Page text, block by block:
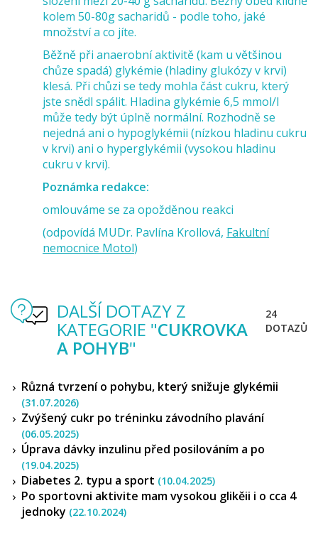
kolem 50-80g sacharidů - podle toho, jaké
množství a co jíte.
Běžně při anaerobní aktivitě (kam u většinou
chůze spadá) glykémie (hladiny glukózy v krvi)
klesá. Při chůzi se tedy mohla část cukru, který
jste snědl spálit. Hladina glykémie 6,5 mmol/l
může tedy být úplně normální. Rozhodně se
nejedná ani o hypoglykémii (nízkou hladinu cukru
v krvi) ani o hyperglykémii (vysokou hladinu
cukru v krvi).
Poznámka redakce:
omlouváme se za opožděnou reakci
(odpovídá MUDr. Pavlína Krollová, Fakultní
nemocnice Motol)
DALŠÍ DOTAZY Z
KATEGORIE "CUKROVKA
A POHYB"
24
DOTAZŮ
Různá tvrzení o pohybu, který snižuje glykémii
(31.07.2026)
Zvýšený cukr po tréninku závodního plavání
(06.05.2025)
Úprava dávky inzulinu před posilováním a po
(19.04.2025)
Diabetes 2. typu a sport (10.04.2025)
Po sportovni aktivite mam vysokou glikěii i o cca 4
jednoky (22.10.2024)